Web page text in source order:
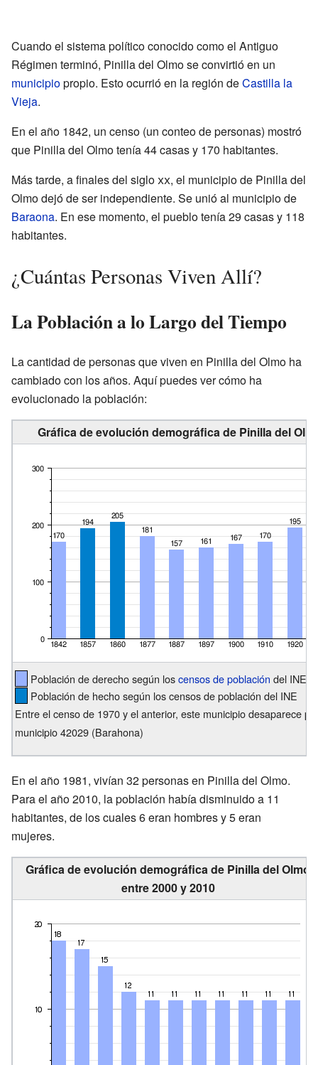
Cuando el sistema político conocido como el Antiguo
Régimen terminó, Pinilla del Olmo se convirtió en un
municipiopropio. Esto ocurrió en la región deCastilla la
Vieja.
En el año 1842, un censo (un conteo de personas) mostró
que Pinilla del Olmo tenía 44 casas y 170 habitantes.
Más tarde, a finales del sigloxx, el municipio de Pinilla del
Olmo dejó de ser independiente. Se unió al municipio de
Baraona. En ese momento, el pueblo tenía 29 casas y 118
habitantes.
¿Cuántas Personas Viven Allí?
La Población a lo Largo del Tiempo
La cantidad de personas que viven en Pinilla del Olmo ha
cambiado con los años. Aquí puedes ver cómo ha
evolucionado la población:
Gráfica de evolución demográfica de Pinilla del
Población de derecho según loscensos de población del INE
Población de hecho según los censos de población del INE
Entre el censo de 1970 y el anterior, este municipio desaparece
municipio 42029 (Barahona)
En el año 1981, vivían 32 personas en Pinilla del Olmo.
Para el año 2010, la población había disminuido a 11
habitantes, de los cuales 6 eran hombres y 5 eran
mujeres.
Gráfica de evolución demográfica de Pinilla del Olmo
entre 2000 y 2010